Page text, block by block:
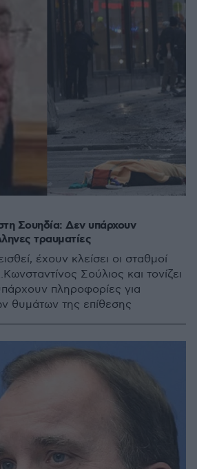
Σουηδία: Δεν υπάρχουν
τραυματίες
έχουν κλείσει οι σταθμοί
Σούλιος και τονίζει
πληροφορίες για
θυμάτων της επίθεσης